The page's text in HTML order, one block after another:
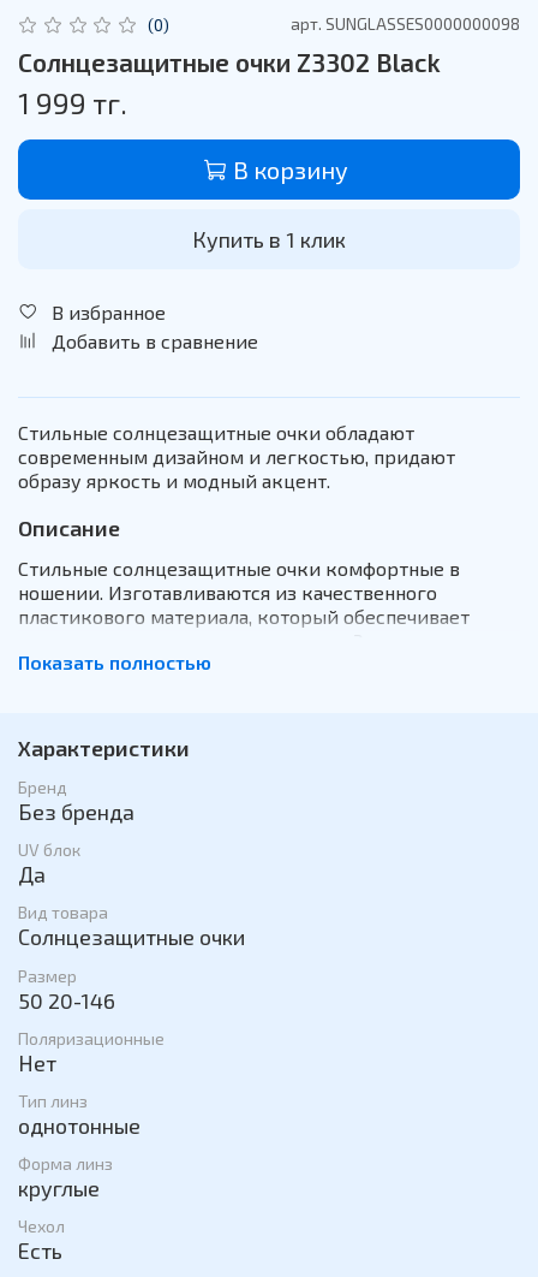
(0) арт. SUNGLASSES0000000098
Солнцезащитные очки Z3302 Black
1 999 тг.
В корзину
Купить в 1 клик
В избранное
Добавить в сравнение
Стильные солнцезащитные очки обладают
современным дизайном и легкостью, придают
образу яркость и модный акцент.
Описание
Стильные солнцезащитные очки комфортные в
ношении. Изготавливаются из качественного
пластикового материала, который обеспечивает
солнцезащитные очки позволяют подчеркнуть
использования. Эти солнцезащитные очки являются
практичным и стильным аксессуаром, который
добавляет яркости и законченности любому образу.
Показать полностью
Характеристики
Бренд
Без бренда
UV блок
Да
Вид товара
Солнцезащитные очки
Размер
50 20-146
Поляризационные
Нет
Тип линз
однотонные
Форма линз
круглые
Чехол
Есть